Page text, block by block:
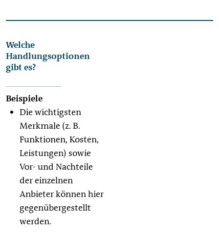
Welche
Handlungsoptionen
gibt es?
Die wichtigsten
Merkmale (z. B.
Funktionen, Kosten,
Leistungen) sowie
Vor- und Nachteile
der einzelnen
Anbieter können hier
gegenübergestellt
werden.